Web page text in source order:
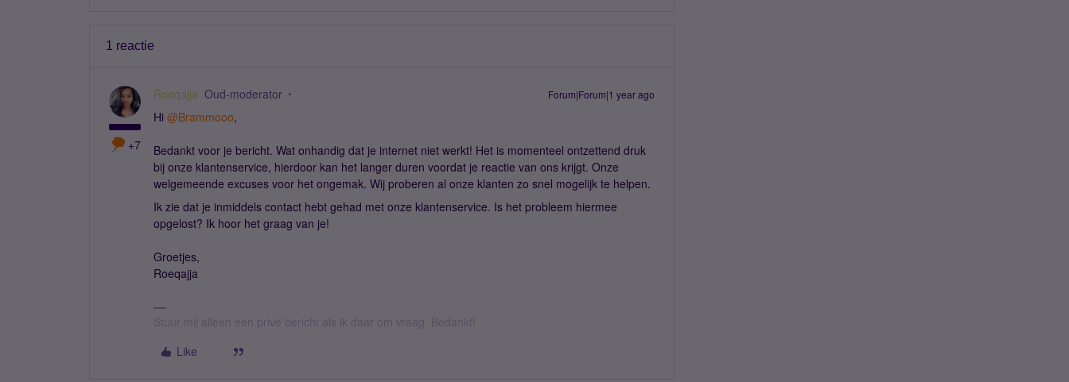
1 reactie
+7
Roeqajja Oud-moderator Forum|Forum|1 year ago
Hi @Brammooo,
Bedankt voor je bericht. Wat onhandig dat je internet niet werkt! Het is momenteel ontzettend druk
bij onze klantenservice, hierdoor kan het langer duren voordat je reactie van ons krijgt. Onze
welgemeende excuses voor het ongemak. Wij proberen al onze klanten zo snel mogelijk te helpen.
Ik zie dat je inmiddels contact hebt gehad met onze klantenservice. Is het probleem hiermee
opgelost? Ik hoor het graag van je!
Groetjes,
Roeqajja
Stuur mij alleen een privé bericht als ik daar om vraag. Bedankt!
Like